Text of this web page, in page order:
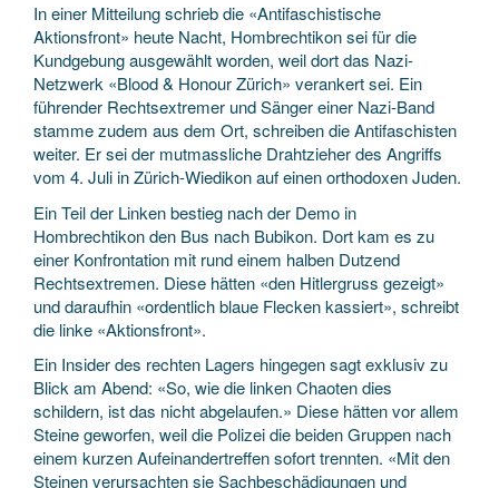
In einer Mitteilung schrieb die «Antifaschistische
Aktionsfront» heute Nacht, Hombrechtikon sei für die
Kundgebung ausgewählt worden, weil dort das Nazi-
Netzwerk «Blood & Honour Zürich» verankert sei. Ein
führender Rechtsextremer und Sänger einer Nazi-Band
stamme zudem aus dem Ort, schreiben die Antifaschisten
weiter. Er sei der mutmassliche Drahtzieher des Angriffs
vom 4. Juli in Zürich-Wiedikon auf einen orthodoxen Juden.
Ein Teil der Linken bestieg nach der Demo in
Hombrechtikon den Bus nach Bubikon. Dort kam es zu
einer Konfrontation mit rund einem halben Dutzend
Rechtsextremen. Diese hätten «den Hitlergruss gezeigt»
und daraufhin «ordentlich blaue Flecken kassiert», schreibt
die linke «Aktionsfront».
Ein Insider des rechten Lagers hingegen sagt exklusiv zu
Blick am Abend: «So, wie die linken Chaoten dies
schildern, ist das nicht abgelaufen.» Diese hätten vor allem
Steine geworfen, weil die Polizei die beiden Gruppen nach
einem kurzen Aufeinandertreffen sofort trennten. «Mit den
Steinen verursachten sie Sachbeschädigungen und